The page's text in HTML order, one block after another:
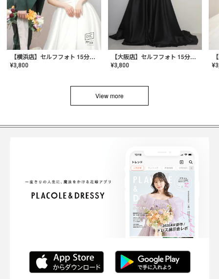
【横浜店】セルフフォト 15分撮り放題プラン
¥3,800
【大阪店】セルフフォト 15分撮り放題プラン
¥3,800 ¥
View more